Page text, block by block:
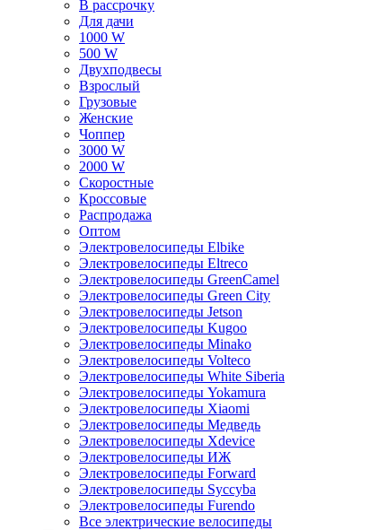
В рассрочку
Для дачи
1000 W
500 W
Двухподвесы
Взрослый
Грузовые
Женские
Чоппер
3000 W
2000 W
Скоростные
Кроссовые
Распродажа
Оптом
Электровелосипеды Elbike
Электровелосипеды Eltreco
Электровелосипеды GreenCamel
Электровелосипеды Green City
Электровелосипеды Jetson
Электровелосипеды Kugoo
Электровелосипеды Minako
Электровелосипеды Volteco
Электровелосипеды White Siberia
Электровелосипеды Yokamura
Электровелосипеды Xiaomi
Электровелосипеды Медведь
Электровелосипеды Xdevice
Электровелосипеды ИЖ
Электровелосипеды Forward
Электровелосипеды Syccyba
Электровелосипеды Furendo
Все электрические велосипеды